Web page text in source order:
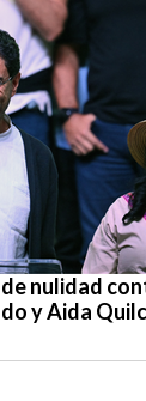
nulidad
y Aida